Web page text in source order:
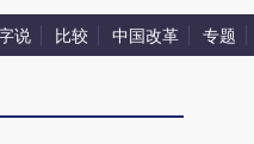
说 比较 中国改革 专题